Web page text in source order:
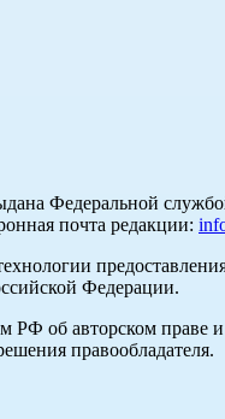
Федеральной
почта редакции:
Федерации.
РФ об авторском
правообладателя.